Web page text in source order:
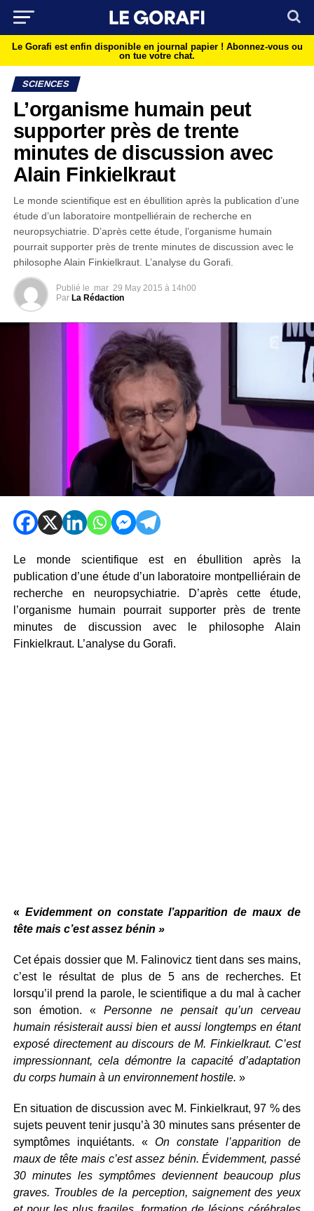
Le Gorafi est enfin disponible en journal papier ! Abonnez-vous ou
on tue votre chat.
SCIENCES
L’organisme humain peut
supporter près de trente
minutes de discussion avec
Alain Finkielkraut
Le monde scientifique est en ébullition après la publication d’une
étude d’un laboratoire montpelliérain de recherche en
neuropsychiatrie. D’après cette étude, l’organisme humain
pourrait supporter près de trente minutes de discussion avec le
philosophe Alain Finkielkraut. L’analyse du Gorafi.
Publié le mar 29 May 2015 à 14h00
Par La Rédaction
Le monde scientifique est en ébullition après la
publication d’une étude d’un laboratoire montpelliérain de
recherche en neuropsychiatrie. D’après cette étude,
l’organisme humain pourrait supporter près de trente
minutes de discussion avec le philosophe Alain
Finkielkraut. L’analyse du Gorafi.
« Evidemment on constate l’apparition de maux de
tête mais c’est assez bénin »
Cet épais dossier que M. Falinovicz tient dans ses mains,
c’est le résultat de plus de 5 ans de recherches. Et
lorsqu’il prend la parole, le scientifique a du mal à cacher
son émotion. «Personne ne pensait qu’un cerveau
humain résisterait aussi bien et aussi longtemps en étant
exposé directement au discours de M. Finkielkraut. C’est
impressionnant, cela démontre la capacité d’adaptation
du corps humain à un environnement hostile. »
En situation de discussion avec M. Finkielkraut, 97 % des
sujets peuvent tenir jusqu’à 30 minutes sans présenter de
symptômes inquiétants. « On constate l’apparition de
maux de tête mais c’est assez bénin. Évidemment, passé
30 minutes les symptômes deviennent beaucoup plus
graves. Troubles de la perception, saignement des yeux